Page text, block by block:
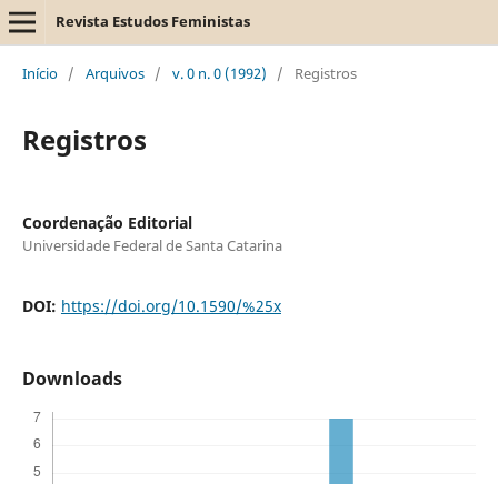
Revista Estudos Feministas
Início / Arquivos / v. 0 n. 0 (1992) / Registros
Registros
Coordenação Editorial
Universidade Federal de Santa Catarina
DOI: https://doi.org/10.1590/%25x
Downloads